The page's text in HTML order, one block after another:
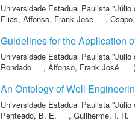
Universidade Estadual Paulista "Júlio
Elias, Affonso, Frank Jose ,
Guidelines for the Application
Universidade Estadual Paulista "Júlio
Rondado
, Affonso, Frank José
An Ontology of Well
Universidade Estadual Paulista "Júlio
Penteado, B. E.
, Guilherme, I. R.